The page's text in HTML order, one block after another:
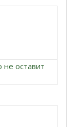
не оставит